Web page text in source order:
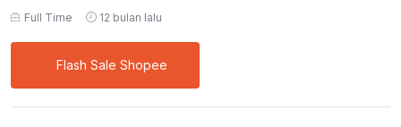
Full Time 12 bulan lalu
Flash Sale Shopee